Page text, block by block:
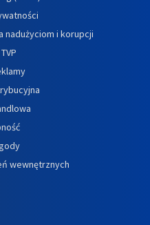
nadużyciom i korupcji
wewnętrznych